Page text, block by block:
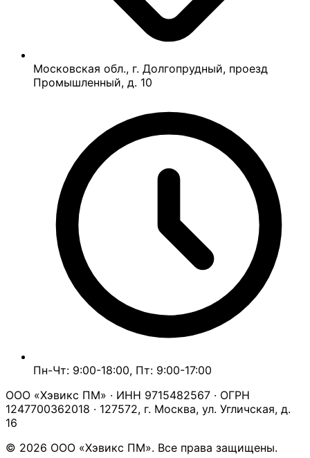
Московская обл., г. Долгопрудный, проезд
Промышленный, д. 10
Пн-Чт: 9:00-18:00, Пт: 9:00-17:00
ООО «Хэвикс ПМ» · ИНН 9715482567 · ОГРН
1247700362018 · 127572, г. Москва, ул. Угличская, д.
16
© 2026 ООО «Хэвикс ПМ». Все права защищены.